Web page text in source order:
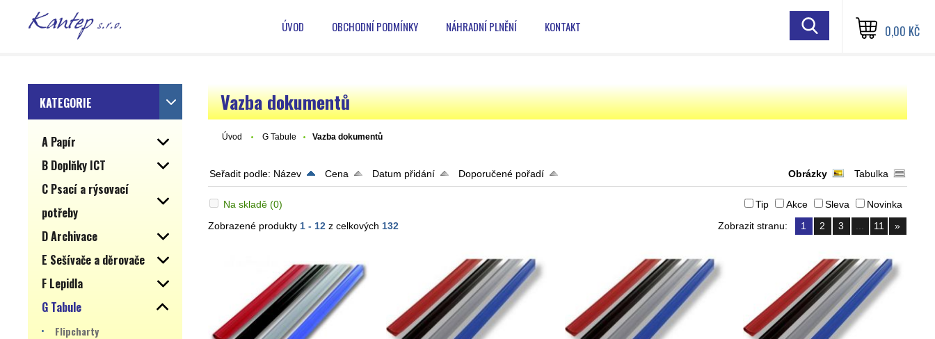
ÚVOD OBCHODNÍ PODMÍNKY NÁHRADNÍ PLNĚNÍ KONTAKT 0,00 KČ
KATEGORIE
A Papír
B Doplňky ICT
C Psací a rýsovací
potřeby
D Archivace
E Sešívače a děrovače
F Lepidla
G Tabule
Flipcharty
Vazba dokumentů
Úvod G Tabule Vazba dokumentů
Seřadit podle: Název Cena Datum přidání Doporučené pořadí Obrázky Tabulka
Na skladě (0) Tip Akce Sleva
Novinka
Zobrazené produkty 1 - 12 z celkových 132 Zobrazit stranu: 1 2 3 11 »